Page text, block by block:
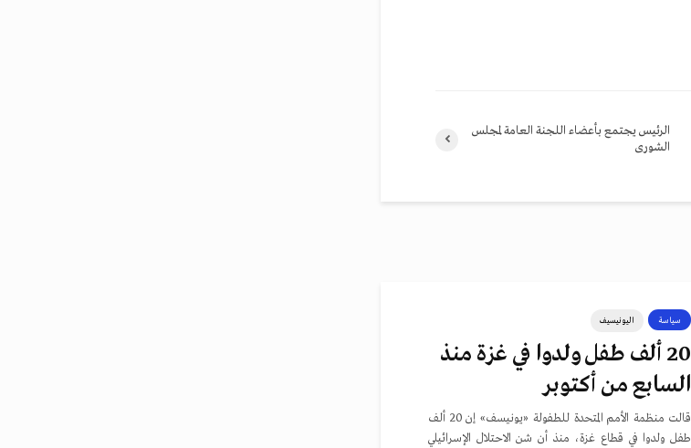
الرئيس يجتمع بأعضاء اللجنة العامة لمجلس
الشورى
سياسة اليونيسيف
20 ألف طفل ولدوا في غزة منذ
السابع من أكتوبر
قالت منظمة الأمم المتحدة للطفولة «يونيسف» إن 20 ألف
طفل ولدوا في قطاع غزة، منذ أن شن الاحتلال الإسرائيلي